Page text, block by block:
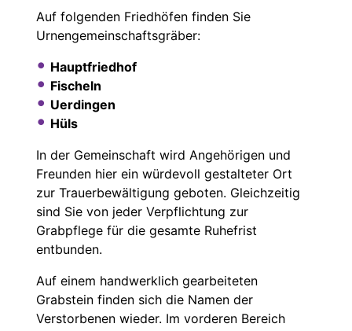
Auf folgenden Friedhöfen finden Sie
Urnengemeinschaftsgräber:
Hauptfriedhof
Fischeln
Uerdingen
Hüls
In der Gemeinschaft wird Angehörigen und
Freunden hier ein würdevoll gestalteter Ort
zur Trauerbewältigung geboten. Gleichzeitig
sind Sie von jeder Verpflichtung zur
Grabpflege für die gesamte Ruhefrist
entbunden.
Auf einem handwerklich gearbeiteten
Grabstein finden sich die Namen der
Verstorbenen wieder. Im vorderen Bereich